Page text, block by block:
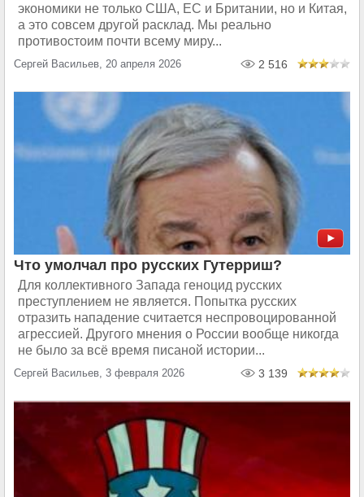
экономики не только США, ЕС и Британии, но и Китая,
а это совсем другой расклад. Мы реально
противостоим почти всему миру...
Сергей Васильев, 20 апреля 2026 2 516
Что умолчал про русских Гутерриш?
Для коллективного Запада геноцид русских
преступлением не является. Попытка русских
отразить нападение считается неспровоцированной
агрессией. Другого мнения о России вообще никогда
не было за всё время писаной истории...
Сергей Васильев, 3 февраля 2026 3 139